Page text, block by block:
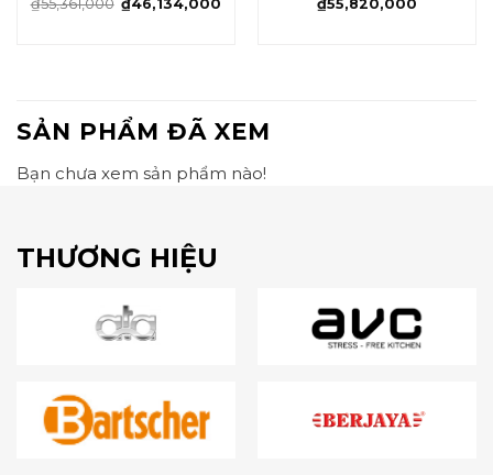
₫55,361,000 ₫46,134,000 ₫55,820,000
SẢN PHẨM ĐÃ XEM
Bạn chưa xem sản phẩm nào!
THƯƠNG HIỆU